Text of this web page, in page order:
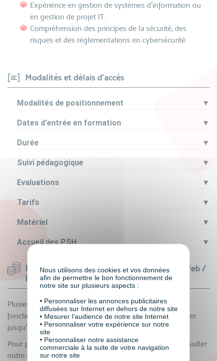
Expérience en gestion de systèmes d'information ou
en gestion de projet IT.
Compréhension des principes de la sécurité, des
risques et des réglementations en cybersécurité
Modalités et délais d'accès
Modalités de positionnement ▼
Dates d'entrée en formation ▼
Durée ▼
Suivi pédagogique ▼
Evaluations ▼
Tarifs ▼
Matériel ▼
Accueil des PSH ▼
Financer sa formation en Développement Web /
Informatique
Plusieurs dispositifs de financementsont possibles en
fonction de votre statut professionnel et peuvent financer
jusqu’à 100% votre formation.
Pour plus de renseignements, nous vous invitons à consulter
notre guide du financement
Nous utilisons des cookies et vos données
afin de permettre le bon fonctionnement de
notre site sur plusieurs aspects :
• Personnaliser les annonces publicitaires
diffusées sur Internet en dehors de notre site
• Mesurer l’audience de notre site Internet
• Personnaliser votre expérience sur notre
site
• Personnaliser notre assistance
commerciale à la suite de votre navigation
sur notre site